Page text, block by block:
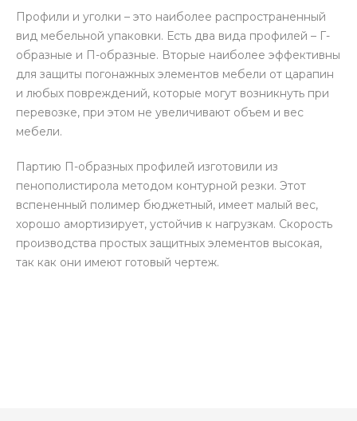
Профили и уголки – это наиболее распространенный
вид мебельной упаковки. Есть два вида профилей – Г-
образные и П-образные. Вторые наиболее эффективны
для защиты погонажных элементов мебели от царапин
и любых повреждений, которые могут возникнуть при
перевозке, при этом не увеличивают объем и вес
мебели.
Партию П-образных профилей изготовили из
пенополистирола методом контурной резки. Этот
вспененный полимер бюджетный, имеет малый вес,
хорошо амортизирует, устойчив к нагрузкам. Скорость
производства простых защитных элементов высокая,
так как они имеют готовый чертеж.